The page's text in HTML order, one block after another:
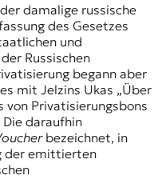
des Gesetzes
und
Russischen
begann aber
mit Jelzins Ukas „Über
Privatisierungsbons
Die daraufhin
bezeichnet, in
der emittierten